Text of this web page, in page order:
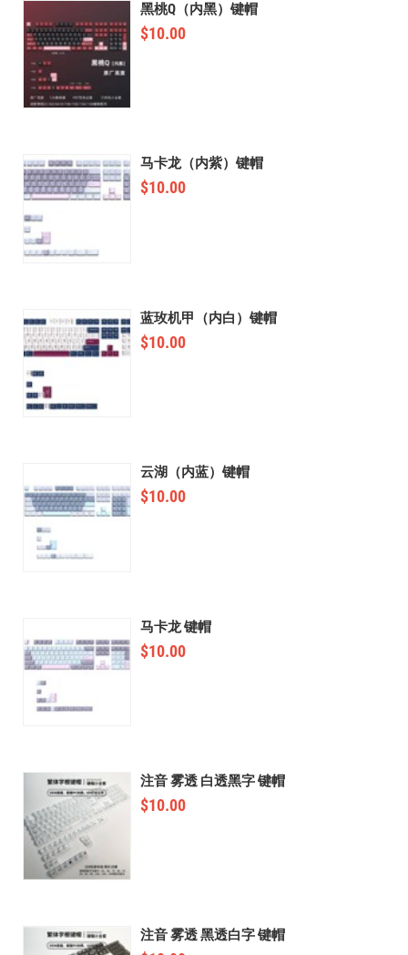
黑桃Q（内黑）键帽
$10.00
马卡龙（内紫）键帽
$10.00
蓝玫机甲（内白）键帽
$10.00
云湖（内蓝）键帽
$10.00
马卡龙 键帽
$10.00
注音 雾透 白透黑字 键帽
$10.00
注音 雾透 黑透白字 键帽